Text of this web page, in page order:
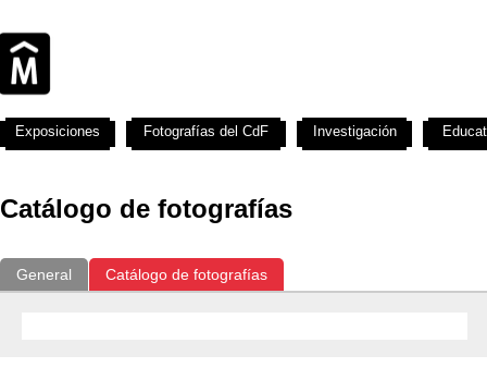
Catálogo de fotografías
General Catálogo de fotografías
Exposiciones Fotografías del CdF Investigación